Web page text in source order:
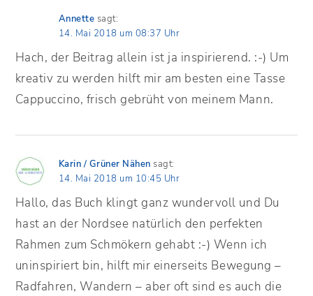
Annette sagt:
14. Mai 2018 um 08:37 Uhr
Hach, der Beitrag allein ist ja inspirierend. :-) Um
kreativ zu werden hilft mir am besten eine Tasse
Cappuccino, frisch gebrüht von meinem Mann.
Karin / Grüner Nähen sagt:
14. Mai 2018 um 10:45 Uhr
Hallo, das Buch klingt ganz wundervoll und Du
hast an der Nordsee natürlich den perfekten
Rahmen zum Schmökern gehabt :-) Wenn ich
uninspiriert bin, hilft mir einerseits Bewegung –
Radfahren, Wandern – aber oft sind es auch die